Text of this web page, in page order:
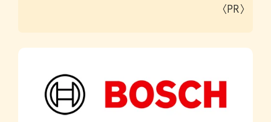
〈PR〉